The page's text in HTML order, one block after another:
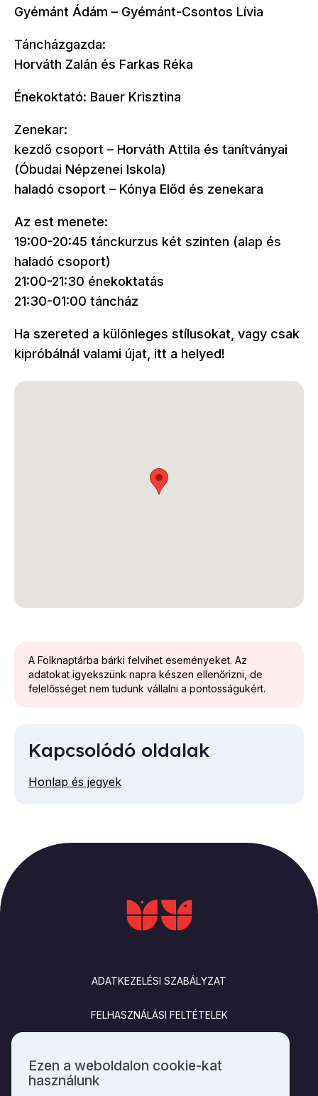
Gyémánt Ádám – Gyémánt-Csontos Lívia
Táncházgazda:
Horváth Zalán és Farkas Réka
Énekoktató: Bauer Krisztina
Zenekar:
kezdő csoport – Horváth Attila és tanítványai
(Óbudai Népzenei Iskola)
haladó csoport – Kónya Előd és zenekara
Az est menete:
19:00-20:45 tánckurzus két szinten (alap és
haladó csoport)
21:00-21:30 énekoktatás
21:30-01:00 táncház
Ha szereted a különleges stílusokat, vagy csak
kipróbálnál valami újat, itt a helyed!
A Folknaptárba bárki felvihet eseményeket. Az
adatokat igyekszünk napra készen ellenőrizni, de
felelősséget nem tudunk vállalni a pontosságukért.
Kapcsolódó oldalak
Honlap és jegyek
ADATKEZELÉSI SZABÁLYZAT
FELHASZNÁLÁSI FELTÉTELEK
Személyes
adatok
Ezen a weboldalon cookie-kat
használunk